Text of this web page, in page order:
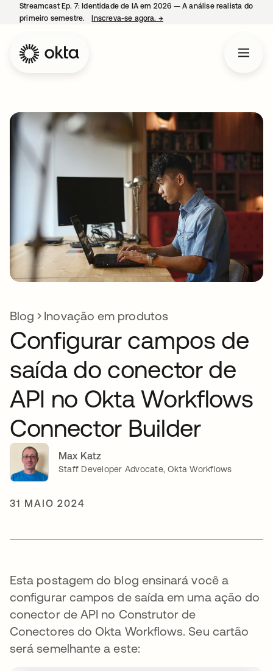
Streamcast Ep. 7: Identidade de IA em 2026 — A análise realista do
primeiro semestre.
Inscreva-se agora. →
Blog Inovação em produtos
Configurar campos de
saída do conector de
API no Okta Workflows
Connector Builder
Max Katz
Staff Developer Advocate, Okta Workflows
31 MAIO 2024
Esta postagem do blog ensinará você a
configurar campos de saída em uma ação do
conector de API no Construtor de
Conectores do Okta Workflows. Seu cartão
será semelhante a este: